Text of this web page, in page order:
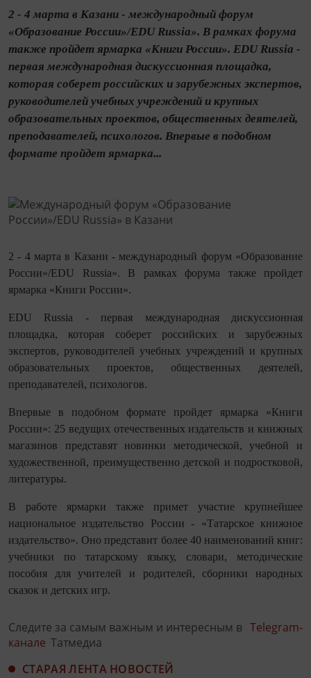
2 - 4 марта в Казани - международный форум
«Образование России»/EDU Russia». В рамках форума
также пройдет ярмарка «Книги России». EDU Russia -
первая международная дискуссионная площадка,
которая соберет российских и зарубежных экспертов,
руководителей учебных учреждений и крупных
образовательных проектов, общественных деятелей,
преподавателей, психологов. Впервые в подобном
формате пройдет ярмарка...
2 - 4 марта в Казани - международный форум «Образование
России»/EDU Russia». В рамках форума также пройдет
ярмарка «Книги России».
EDU Russia - первая международная дискуссионная
площадка, которая соберет российских и зарубежных
экспертов, руководителей учебных учреждений и крупных
образовательных проектов, общественных деятелей,
преподавателей, психологов.
Впервые в подобном формате пройдет ярмарка «Книги
России»: 25 ведущих отечественных издательств и книжных
магазинов представят новинки методической, учебной и
художественной, преимущественно детской и подростковой,
литературы.
В работе ярмарки также примет участие крупнейшее
национальное издательство России - «Татарское книжное
издательство». Оно представит более 40 наименований книг:
учебники по татарскому языку, словари, методические
пособия для учителей и родителей, сборники народных
сказок и детских игр.
Следите за самым важным и интересным в Telegram-
канале Татмедиа
СТАРАЯ ЛЕНТА НОВОСТЕЙ